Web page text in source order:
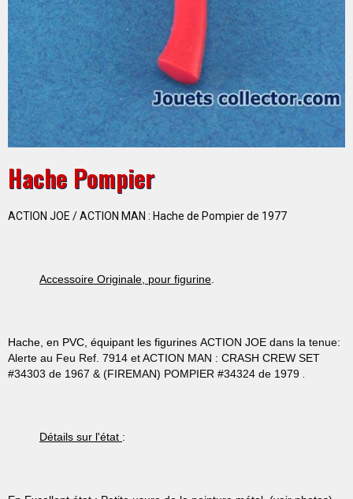
Hache Pompier
ACTION JOE / ACTION MAN : Hache de Pompier de 1977
Accessoire Originale, pour figurine
Hache, en PVC , équipant les figurines ACTION JOE dans la tenue:
Alerte au Feu Ref. 7914 et ACTION MAN : CRASH CREW SET
#34303 de 1967 & (FIREMAN) POMPIER #34324 de 1979
Détails sur l'état :